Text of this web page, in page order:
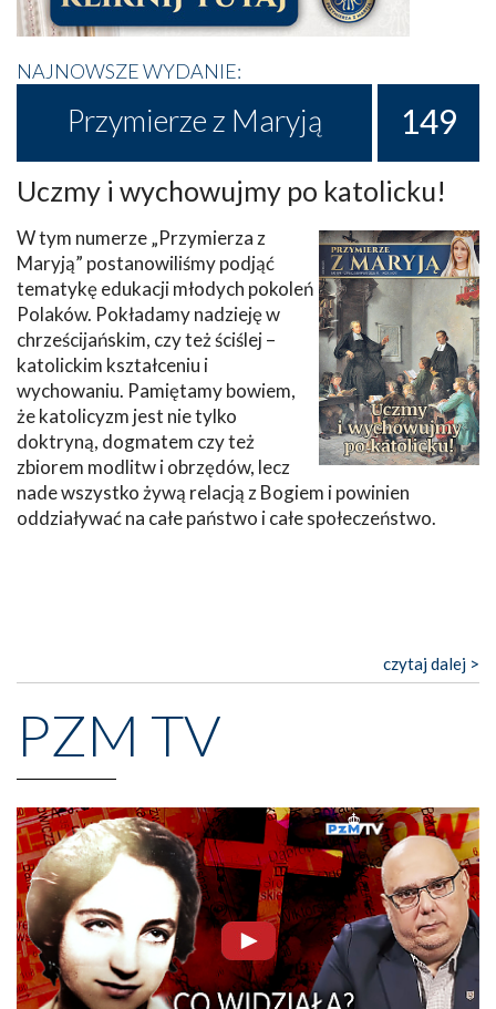
NAJNOWSZE WYDANIE:
Przymierze z Maryją 149
Uczmy i wychowujmy po katolicku!
W tym numerze „Przymierza z
Maryją” postanowiliśmy podjąć
tematykę edukacji młodych pokoleń
Polaków. Pokładamy nadzieję w
chrześcijańskim, czy też ściślej –
katolickim kształceniu i
wychowaniu. Pamiętamy bowiem,
że katolicyzm jest nie tylko
doktryną, dogmatem czy też
zbiorem modlitw i obrzędów, lecz
nade wszystko żywą relacją z Bogiem i powinien
oddziaływać na całe państwo i całe społeczeństwo.
czytaj dalej >
PZM TV